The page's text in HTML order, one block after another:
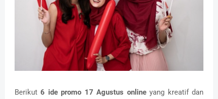
Berikut6 ide promo 17 Agustus onlineyang kreatif dan